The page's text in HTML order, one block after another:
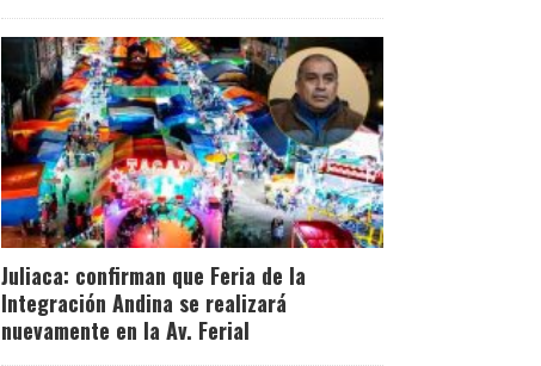
Juliaca: confirman que Feria de la
Integración Andina se realizará
nuevamente en la Av. Ferial